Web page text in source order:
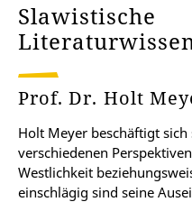
Slawistische
Prof. Dr. Holt
Holt Meyer beschäftigt sich
verschiedenen
Westlichkeit
einschlägig sind seine